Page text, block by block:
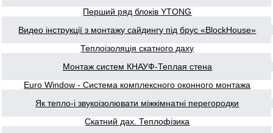
Перший ряд блоків YTONG
Видео інструкції з монтажу сайдингу під брус «BlockHouse»
Теплоізоляція скатного даху
Монтаж систем КНАУФ-Теплая стена
Euro Window - Система комплексного оконного монтажа
Як тепло-і звукоізолювати міжкімнатні перегородки
Скатний дах. Теплофізика